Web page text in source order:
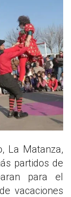
partidos de
para el
vacaciones